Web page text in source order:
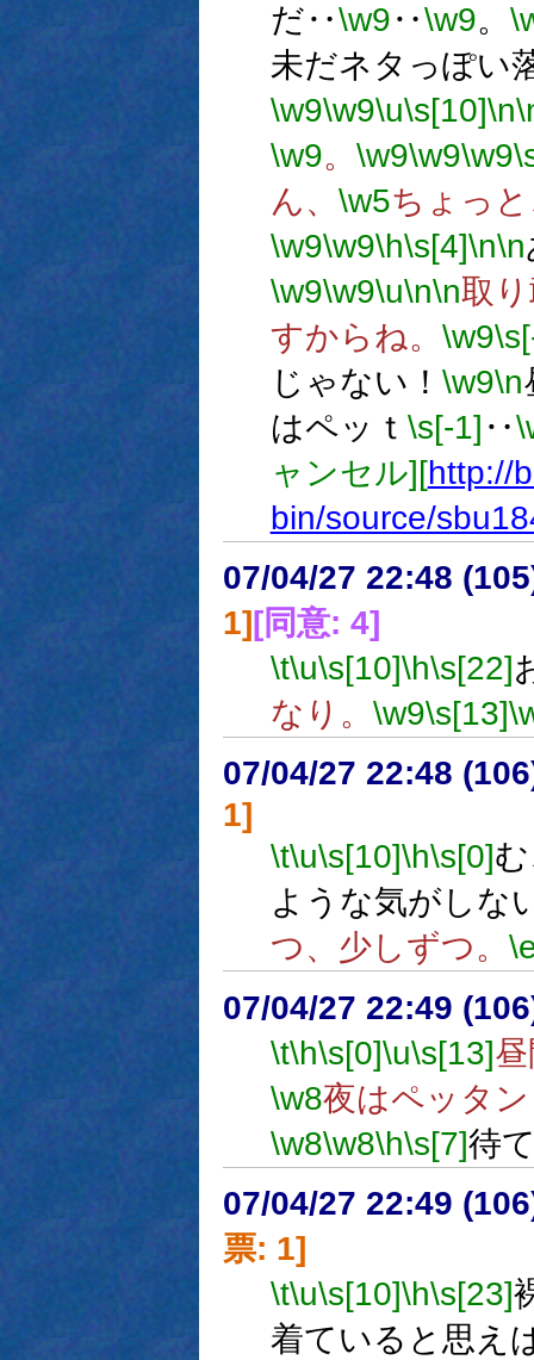
だ‥\w9‥\w9。
未だネタっぽい
\w9\w9\u\s[10]\n
\w9。 \w9\w9\w9
ん、 \w5ちょっ
\w9\w9\h\s[4]\n\n
\w9\w9\u\n\n取
すからね。 \w9
じゃない！ \w9\n
はペッｔ \s[-1] ‥
ャンセル][http://
bin/source/
07/04/27 22:48
1][同意: 4]
\t\u\s[10]\h\s[22]
なり。 \w9\s[13]
07/04/27 22:48
1]
\t\u\s[10]\h\s[0]
ような気がしな
つ、少しずつ。
07/04/27 22:49
\t\h\s[0]\u\s[13]
\w8夜はペッタ
\w8\w8\h\s[7]待
07/04/27 22:49
票: 1]
\t\u\s[10]\h\s[23]
着ていると思え